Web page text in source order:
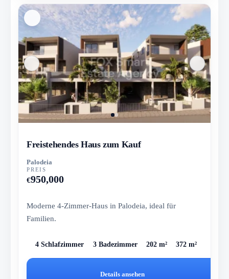
Freistehendes Haus zum Kauf
Palodeia
PREIS
€950,000
Moderne 4-Zimmer-Haus in Palodeia, ideal für
Familien.
4 Schlafzimmer 3 Badezimmer 202 m² 372 m²
Details ansehen